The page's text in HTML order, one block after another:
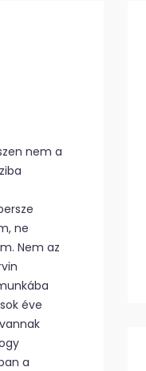
nem a
ne
Nem az
éve
a